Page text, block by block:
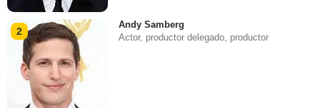
2
Andy Samberg
Actor, productor delegado, productor